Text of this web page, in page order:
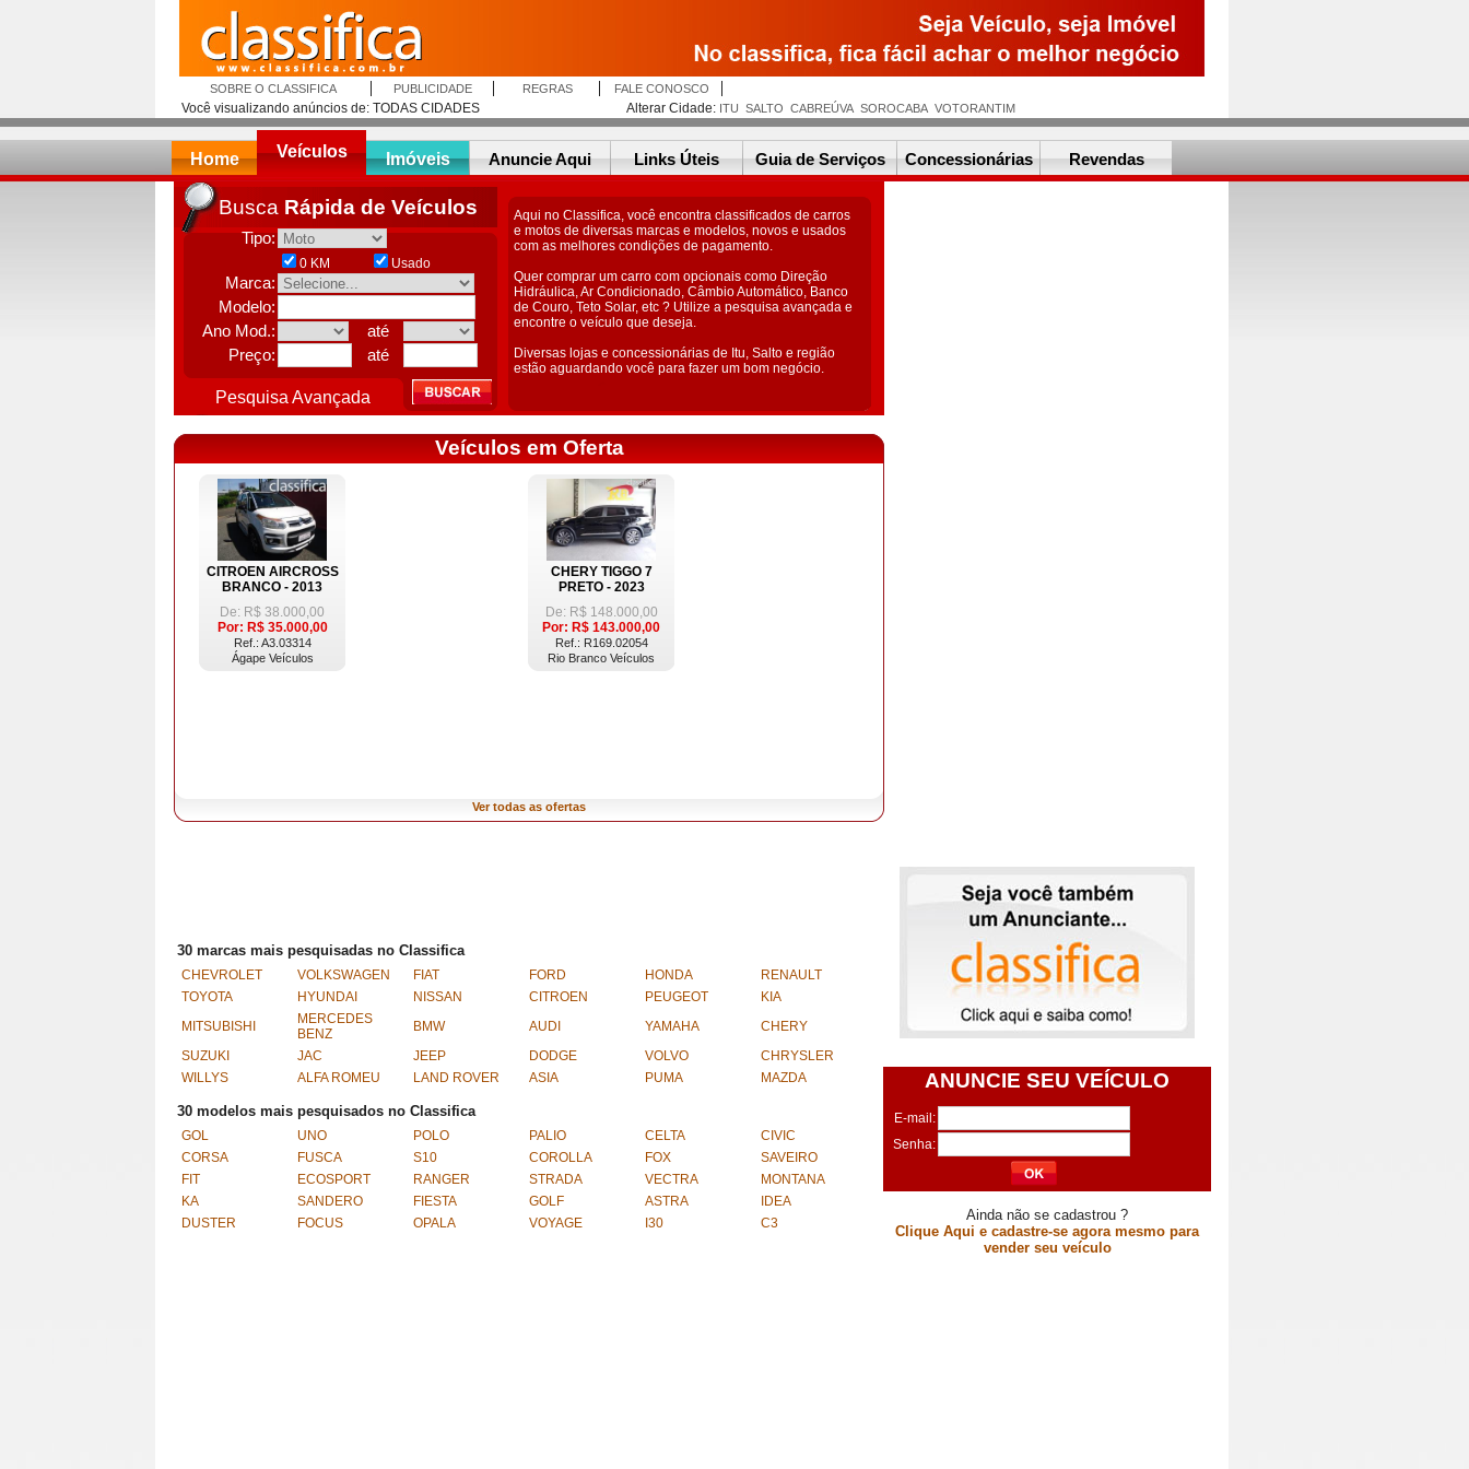
SOBRE O CLASSIFICA PUBLICIDADE REGRAS FALE CONOSCO
Você visualizando anúncios de: TODAS CIDADES Alterar Cidade: ITU SALTO CABREÚVA SOROCABA VOTORANTIM
Home Veículos Imóveis Anuncie Aqui Links Úteis Guia de Serviços Concessionárias Revendas
Busca Rápida de Veículos
Tipo:
0 KM Usado
Marca:
Modelo:
Ano Mod.:
até
Preço:
até
Pesquisa Avançada
Aqui no Classifica, você encontra classificados de carros
e motos de diversas marcas e modelos, novos e usados
com as melhores condições de pagamento.
Quer comprar um carro com opcionais como Direção
Hidráulica, Ar Condicionado, Câmbio Automático, Banco
de Couro, Teto Solar, etc ? Utilize a pesquisa avançada e
encontre o veículo que deseja.
Diversas lojas e concessionárias de Itu, Salto e região
estão aguardando você para fazer um bom negócio.
Veículos em Oferta
CITROEN AIRCROSS
BRANCO - 2013
De: R$ 38.000,00
Por: R$ 35.000,00
Ref.: A3.03314
Ágape Veículos
CHERY TIGGO 7
PRETO - 2023
De: R$ 148.000,00
Por: R$ 143.000,00
Ref.: R169.02054
Rio Branco Veículos
Ver todas as ofertas
30 marcas mais pesquisadas no Classifica
CHEVROLET VOLKSWAGEN FIAT FORD HONDA
RENAULT
TOYOTA
HYUNDAI NISSAN CITROEN PEUGEOT
KIA
MITSUBISHI
MERCEDES
BENZ
BMW AUDI YAMAHA
CHERY
SUZUKI
JAC JEEP DODGE VOLVO
CHRYSLER
WILLYS
ALFA ROMEU LAND ROVER ASIA PUMA MAZDA
30 modelos mais pesquisados no Classifica
GOL UNO POLO PALIO CELTA
CIVIC
CORSA
FUSCA S10 COROLLA FOX
SAVEIRO
FIT
ECOSPORT RANGER STRADA VECTRA
MONTANA
KA
SANDERO FIESTA GOLF ASTRA
IDEA
DUSTER
FOCUS OPALA VOYAGE I30 C3
ANUNCIE SEU VEÍCULO
E-mail:
Senha:
Ainda não se cadastrou ?
Clique Aqui e cadastre-se agora mesmo para
vender seu veículo